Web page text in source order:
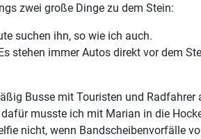
zwei große Dinge zu dem Stein:
suchen ihn, so wie ich auch.
stehen immer Autos direkt vor dem
Busse mit Touristen und
musste ich mit Marian in die
nicht, wenn Bandscheibenvorfälle